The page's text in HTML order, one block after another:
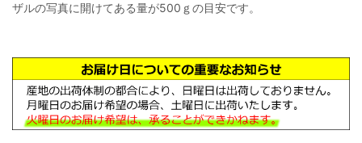
ザルの写真に開けてある量が500ｇの目安です。